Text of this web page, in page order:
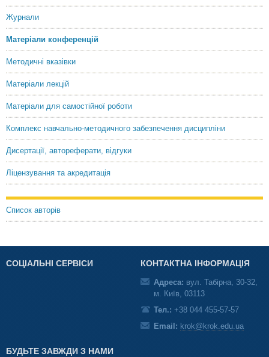
Журнали
Матеріали конференцій
Методичні вказівки
Матеріали лекцій
Матеріали для самостійної роботи
Комплекс навчально-методичного забезпечення дисципліни
Дисертації, автореферати, відгуки
Ліцензування та акредитація
Список авторів
СОЦІАЛЬНІ СЕРВІСИ КОНТАКТНА ІНФОРМАЦІЯ
Адреса: вул. Табірна, 30-32,
м. Київ, 03113
Тел.: +38 044 455-57-57
Email: krok@krok.edu.ua
БУДЬТЕ ЗАВЖДИ З НАМИ